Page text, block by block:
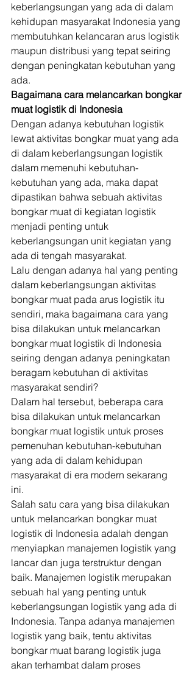
keberlangsungan yang ada di dalam
kehidupan masyarakat Indonesia yang
membutuhkan kelancaran arus logistik
maupun distribusi yang tepat seiring
dengan peningkatan kebutuhan yang
ada.
Bagaimana cara melancarkan bongkar
muat logistik di Indonesia
Dengan adanya kebutuhan logistik
lewat aktivitas bongkar muat yang ada
di dalam keberlangsungan logistik
dalam memenuhi kebutuhan-
kebutuhan yang ada, maka dapat
dipastikan bahwa sebuah aktivitas
bongkar muat di kegiatan logistik
menjadi penting untuk
keberlangsungan unit kegiatan yang
ada di tengah masyarakat.
Lalu dengan adanya hal yang penting
dalam keberlangsungan aktivitas
bongkar muat pada arus logistik itu
sendiri, maka bagaimana cara yang
bisa dilakukan untuk melancarkan
bongkar muat logistik di Indonesia
seiring dengan adanya peningkatan
beragam kebutuhan di aktivitas
masyarakat sendiri?
Dalam hal tersebut, beberapa cara
bisa dilakukan untuk melancarkan
bongkar muat logistik untuk proses
pemenuhan kebutuhan-kebutuhan
yang ada di dalam kehidupan
masyarakat di era modern sekarang
ini.
Salah satu cara yang bisa dilakukan
untuk melancarkan bongkar muat
logistik di Indonesia adalah dengan
menyiapkan manajemen logistik yang
lancar dan juga terstruktur dengan
baik. Manajemen logistik merupakan
sebuah hal yang penting untuk
keberlangsungan logistik yang ada di
Indonesia. Tanpa adanya manajemen
logistik yang baik, tentu aktivitas
bongkar muat barang logistik juga
akan terhambat dalam proses